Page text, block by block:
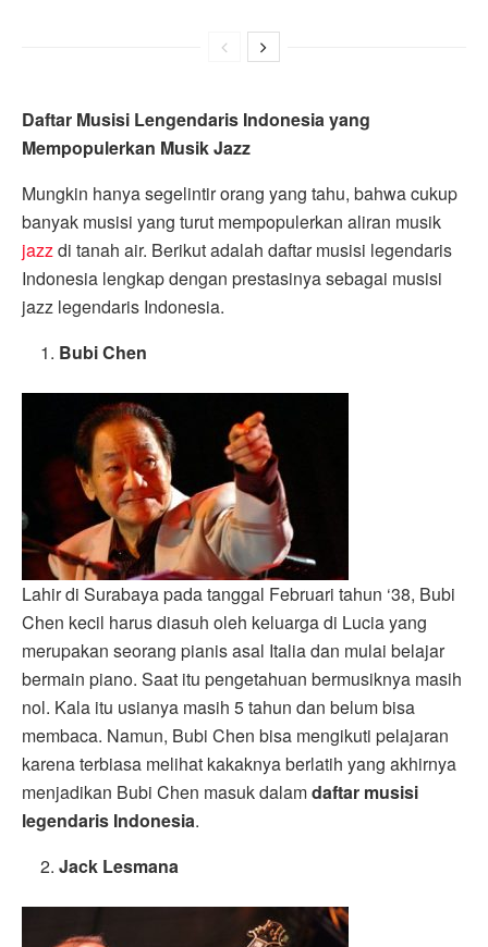
Daftar Musisi Lengendaris Indonesia yang
Mempopulerkan Musik Jazz
Mungkin hanya segelintir orang yang tahu, bahwa cukup
banyak musisi yang turut mempopulerkan aliran musik
jazzdi tanah air. Berikut adalah daftar musisi legendaris
Indonesia lengkap dengan prestasinya sebagai musisi
jazz legendaris Indonesia.
Bubi Chen
Lahir di Surabaya pada tanggal Februari tahun ‘38, Bubi
Chen kecil harus diasuh oleh keluarga di Lucia yang
merupakan seorang pianis asal Italia dan mulai belajar
bermain piano. Saat itu pengetahuan bermusiknya masih
nol. Kala itu usianya masih 5 tahun dan belum bisa
membaca. Namun, Bubi Chen bisa mengikuti pelajaran
karena terbiasa melihat kakaknya berlatih yang akhirnya
menjadikan Bubi Chen masuk dalamdaftar musisi
legendaris Indonesia.
Jack Lesmana